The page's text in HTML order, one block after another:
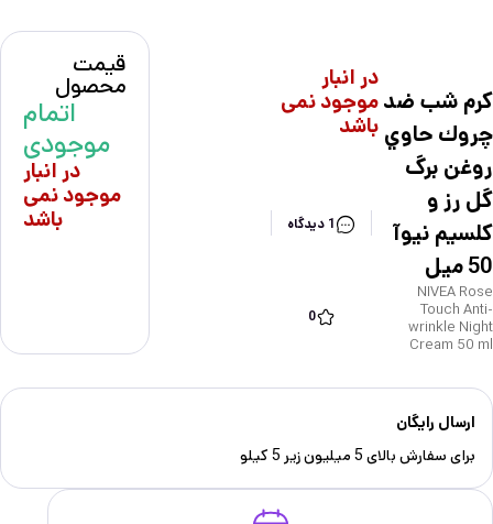
در انبار
موجود نمی
باشد
1 دیدگاه
0
كرم شب ضد
چروك حاوي
روغن برگ
گل رز و
كلسيم نيوآ
50 ميل
NIVEA Rose
Touch Anti-
wrinkle Night
Cream 50 ml
قیمت
محصول
اتمام
موجودی
در انبار
موجود نمی
باشد
ارسال رایگان
برای سفارش‌ بالای 5 میلیون زیر 5 کیلو